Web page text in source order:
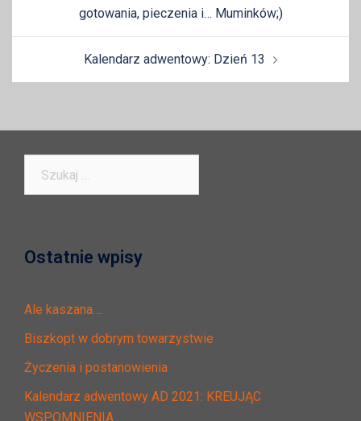
gotowania, pieczenia i… Muminków;)
Kalendarz adwentowy: Dzień 13
Ostatnie wpisy
Ale kaszana….
Biszkopt w dobrym towarzystwie
Życzenia i postanowienia
Kalendarz adwentowy AD 2021: KREUJĄC
WSPOMNIENIA